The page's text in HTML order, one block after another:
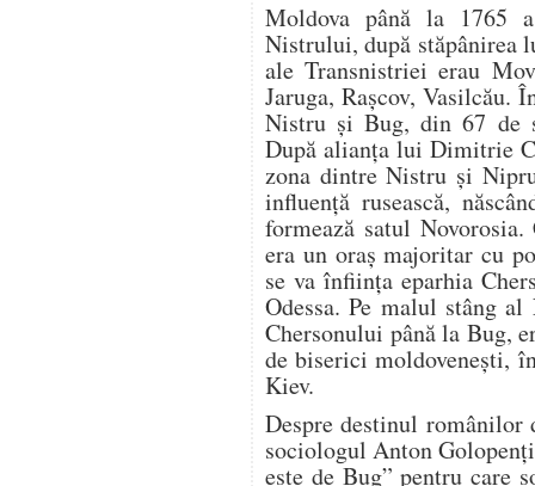
Moldova până la 1765
Nistrului, după stăpânirea
ale Transnistriei erau
Jaruga, Raşcov, Vasilcău.
Nistru și Bug, din 67 de
După alianţa lui Dimitrie
zona dintre Nistru şi
influenţă rusească,
formează satul
era un oraş majoritar cu
se va înfiinţa eparhia
Odessa. Pe malul stâng
Chersonului până la Bug,
de biserici moldoveneşti,
Kiev.
Despre destinul
sociologul Anton
este de Bug” pentru care